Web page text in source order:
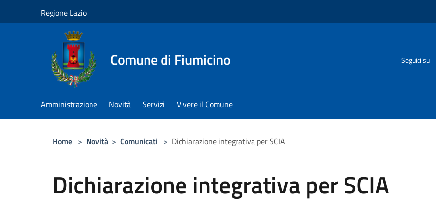
Regione Lazio
Comune di Fiumicino Seguici su
Amministrazione Novità Servizi Vivere il Comune
Home > Novità > Comunicati > Dichiarazione integrativa per SCIA
Dichiarazione integrativa per SCIA